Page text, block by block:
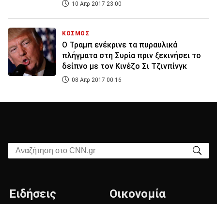
10 Απρ 2017 23:00
ΚΟΣΜΟΣ
Ο Τραμπ ενέκρινε τα πυραυλικά
πλήγματα στη Συρία πριν ξεκινήσει το
δείπνο με τον Κινέζο Σι Τζινπίνγκ
08 Απρ 2017 00:16
Αναζήτηση στο CNN.gr
Ειδήσεις Οικονομία